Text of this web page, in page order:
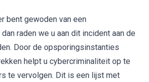
bent gewoden van een
raden we u aan dit incident aan de
Door de opsporingsinstanties
helpt u cybercriminaliteit op te
te vervolgen. Dit is een lijst met